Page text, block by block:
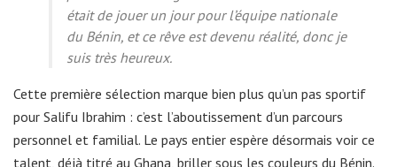
était de jouer un jour pour l’équipe nationale
du Bénin, et ce rêve est devenu réalité, donc je
suis très heureux.
Cette première sélection marque bien plus qu’un pas sportif
pour Salifu Ibrahim : c’est l’aboutissement d’un parcours
personnel et familial. Le pays entier espère désormais voir ce
talent, déjà titré au Ghana, briller sous les couleurs du Bénin.